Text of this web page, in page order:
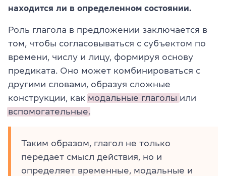
находится ли в определенном состоянии.
Роль глагола в предложении заключается в
том, чтобы согласовываться с субъектом по
времени, числу и лицу, формируя основу
предиката. Оно может комбинироваться с
другими словами, образуя сложные
конструкции, как модальные глаголы или
вспомогательные.
Таким образом, глагол не только
передает смысл действия, но и
определяет временные, модальные и